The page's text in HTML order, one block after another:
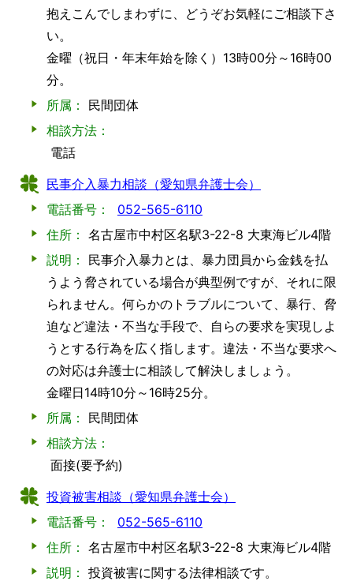
抱えこんでしまわずに、どうぞお気軽にご相談下さ
い。
金曜（祝日・年末年始を除く）13時00分～16時00
分。
所属：
民間団体
相談方法：
電話
民事介入暴力相談（愛知県弁護士会）
電話番号：
052-565-6110
住所： 名古屋市中村区名駅3-22-8 大東海ビル4階
説明：
民事介入暴力とは、暴力団員から金銭を払
うよう脅されている場合が典型例ですが、それに限
られません。何らかのトラブルについて、暴行、脅
迫など違法・不当な手段で、自らの要求を実現しよ
うとする行為を広く指します。違法・不当な要求へ
の対応は弁護士に相談して解決しましょう。
金曜日14時10分～16時25分。
所属：
民間団体
相談方法：
面接(要予約)
投資被害相談（愛知県弁護士会）
電話番号：
052-565-6110
住所： 名古屋市中村区名駅3-22-8 大東海ビル4階
説明： 投資被害に関する法律相談です。